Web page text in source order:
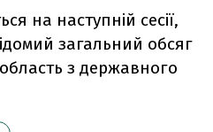
на наступній сесії,
загальний обсяг
область з державного